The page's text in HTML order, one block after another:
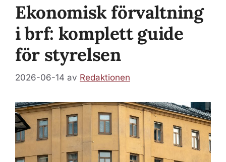
Ekonomisk förvaltning
i brf: komplett guide
för styrelsen
2026-06-14 av Redaktionen